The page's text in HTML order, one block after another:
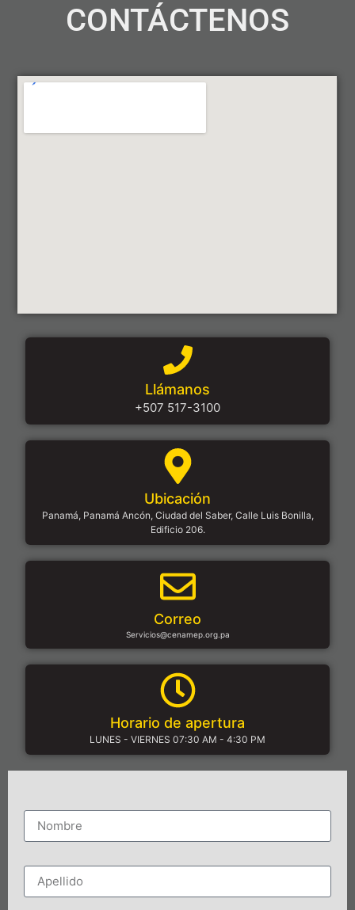
CONTÁCTENOS
Llámanos
+507 517-3100
Ubicación
Panamá, Panamá Ancón, Ciudad del Saber, Calle Luis Bonilla,
Edificio 206.
Correo
Servicios@cenamep.org.pa
Horario de apertura
LUNES - VIERNES 07:30 AM - 4:30 PM